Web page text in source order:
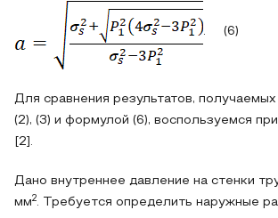
. (6)
Для сравнения результатов,
(2), (3) и формулой (6), воспользуемся
[2].
Дано внутреннее давление на стенки
мм2. Требуется определить наружные